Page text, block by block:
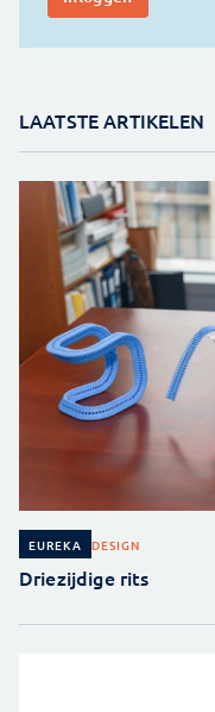
LAATSTE ARTIKELEN
EUREKA DESIGN
Driezijdige rits